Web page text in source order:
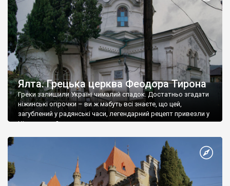
Ялта. Грецька церква Феодора Тирона
Греки залишили Україні чималий спадок. Достатньо згадати
ніжинські огірочки – ви ж мабуть всі знаєте, що цей,
загублений у радянські часи, легендарний рецепт привезли у
Ніжин греки?